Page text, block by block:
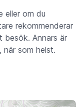
eller om du
rekommenderar
Annars är
när som helst.